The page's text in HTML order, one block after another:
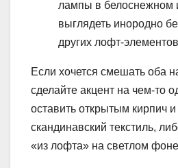
лампы в белоснежном
выглядеть инородно
других лофт-
Если хочется смешать оба
сделайте акцент на чем-то
оставить открытым кирпич
скандинавский текстиль,
«из лофта» на светлом